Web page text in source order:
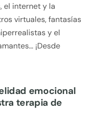
el internet y la
virtuales, fantasías
y el
¡Desde
emocional
terapia de